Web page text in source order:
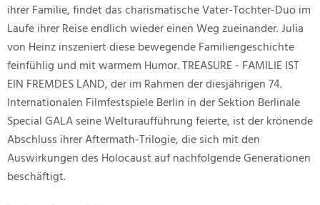
ihrer Familie, findet das charismatische Vater-Tochter-Duo im
Laufe ihrer Reise endlich wieder einen Weg zueinander. Julia
von Heinz inszeniert diese bewegende Familiengeschichte
feinfühlig und mit warmem Humor. TREASURE - FAMILIE IST
EIN FREMDES LAND, der im Rahmen der diesjährigen 74.
Internationalen Filmfestspiele Berlin in der Sektion Berlinale
Special GALA seine Welturaufführung feierte, ist der krönende
Abschluss ihrer Aftermath-Trilogie, die sich mit den
Auswirkungen des Holocaust auf nachfolgende Generationen
beschäftigt.